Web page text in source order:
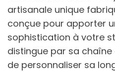
artisanale unique
conçue pour apporter
sophistication à votre
distingue par sa
de personnaliser sa